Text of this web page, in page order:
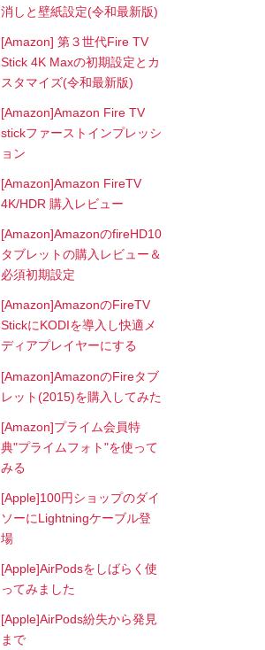
消しと壁紙設定(令和最新版)
[Amazon] 第３世代Fire TV
Stick 4K Maxの初期設定とカ
スタマイズ(令和最新版)
[Amazon]Amazon Fire TV
stickファーストインプレッシ
ョン
[Amazon]Amazon FireTV
4K/HDR 購入レビュー
[Amazon]AmazonのfireHD10
タブレットの購入レビュー＆
必須初期設定
[Amazon]AmazonのFireTV
StickにKODIを導入し快適メ
ディアプレイヤーにする
[Amazon]AmazonのFireタブ
レット(2015)を購入してみた
[Amazon]プライム会員特
典"プライムフォト"を使って
みる
[Apple]100円ショップのダイ
ソーにLightningケーブル登
場
[Apple]AirPodsをしばらく使
ってみました
[Apple]AirPods紛失から発見
まで